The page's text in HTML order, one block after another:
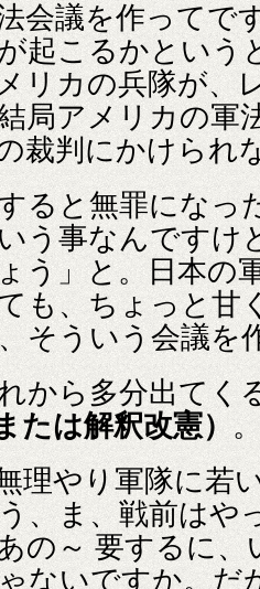
会議を作ってで
起こるかという
リカの兵隊が、
局アメリカの軍
裁判にかけられ
ると無罪になっ
う事なんですけ
う」と。日本の
も、ちょっと甘
そういう会議を
から多分出てく
たは解釈改憲）
理やり軍隊に若
、ま、戦前はや
の～ 要するに、
ないですか。だ